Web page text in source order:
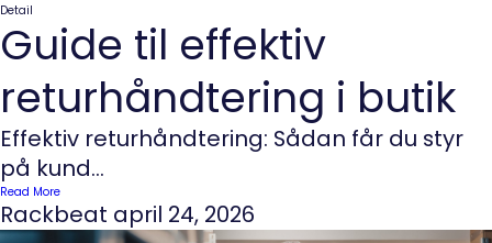
Detail
Guide til effektiv
returhåndtering i butik
Effektiv returhåndtering: Sådan får du styr
på kund...
Read More
Rackbeat april 24, 2026